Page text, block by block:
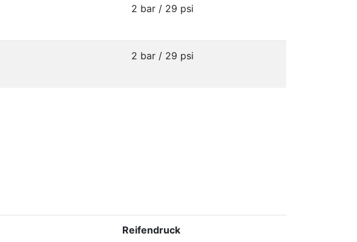
2 bar / 29 psi
2 bar / 29 psi
Reifendruck